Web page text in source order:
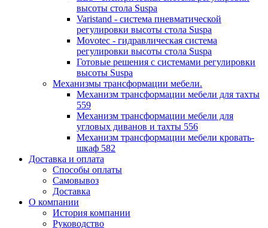
высоты стола Suspa
Varistand - система пневматической
регулировки высоты стола Suspa
Movotec - гидравлическая система
регулировки высоты стола Suspa
Готовые решения с системами регулировки
высоты Suspa
Механизмы трансформации мебели.
Механизм трансформации мебели для тахты
559
Механизм трансформации мебели для
угловых диванов и тахты 556
Механизм трансформации мебели кровать-
шкаф 582
Доставка и оплата
Способы оплаты
Самовывоз
Доставка
О компании
История компании
Руководство